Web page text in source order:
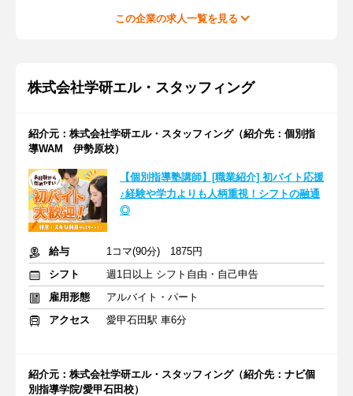
この企業の求人一覧を見る
株式会社学研エル・スタッフィング
紹介元：株式会社学研エル・スタッフィング（紹介先：個別指
導WAM 伊勢原校）
【個別指導塾講師】[職業紹介] 初バイト応援
♪経験や学力よりも人柄重視！シフトの融通
◎
給与
1コマ(90分) 1875円
シフト
週1日以上 シフト自由・自己申告
雇用形態
アルバイト・パート
アクセス
愛甲石田駅 車6分
紹介元：株式会社学研エル・スタッフィング（紹介先：ナビ個
別指導学院/愛甲石田校）